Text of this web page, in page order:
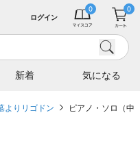
新着 気になる
ログイン
よりリゴドン
ピアノ・ソロ（中